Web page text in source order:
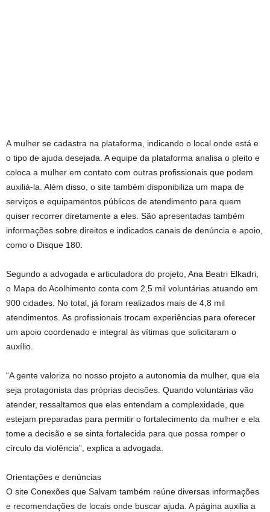
A mulher se cadastra na plataforma, indicando o local onde está e
o tipo de ajuda desejada. A equipe da plataforma analisa o pleito e
coloca a mulher em contato com outras profissionais que podem
auxiliá-la. Além disso, o site também disponibiliza um mapa de
serviços e equipamentos públicos de atendimento para quem
quiser recorrer diretamente a eles. São apresentadas também
informações sobre direitos e indicados canais de denúncia e apoio,
como o Disque 180.
Segundo a advogada e articuladora do projeto, Ana Beatri Elkadri,
o Mapa do Acolhimento conta com 2,5 mil voluntárias atuando em
900 cidades. No total, já foram realizados mais de 4,8 mil
atendimentos. As profissionais trocam experiências para oferecer
um apoio coordenado e integral às vítimas que solicitaram o
auxílio.
“A gente valoriza no nosso projeto a autonomia da mulher, que ela
seja protagonista das próprias decisões. Quando voluntárias vão
atender, ressaltamos que elas entendam a complexidade, que
estejam preparadas para permitir o fortalecimento da mulher e ela
tome a decisão e se sinta fortalecida para que possa romper o
círculo da violência”, explica a advogada.
Orientações e denúncias
O site Conexões que Salvam também reúne diversas informações
e recomendações de locais onde buscar ajuda. A página auxilia a